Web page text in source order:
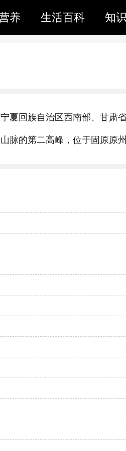
养 生活百科 知
夏回族自治区西南部、甘肃
脉的第二高峰，位于固原原州